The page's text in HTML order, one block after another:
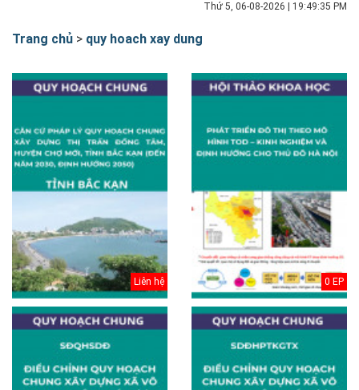
GIAO LƯU TRỰC TUYẾN - TƯ VẤN TUYỂN SINH ĐẠI
SỐ 02
Thứ 5, 06-08-2026 19:49:35 PM
Trang chủ > quy hoach xay dung
Liên hệ 0 EP